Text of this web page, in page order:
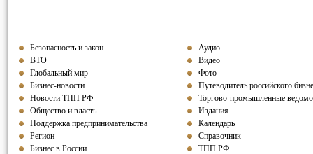
Безопасность и закон
ВТО
Глобальный мир
Бизнес-новости
Новости ТПП РФ
Общество и власть
Поддержка предпринимательства
Регион
Бизнес в России
Аудио
Видео
Фото
Путеводитель российского
Торгово-промышленные
Издания
Календарь
Справочник
ТПП РФ